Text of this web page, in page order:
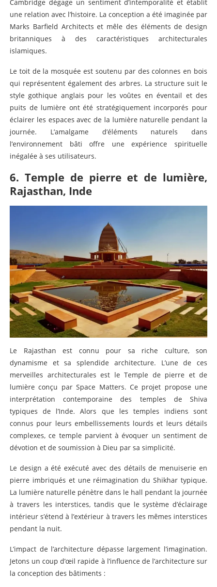
Cambridge dégage un sentiment d’intemporalité et établit
une relation avec l’histoire. La conception a été imaginée par
Marks Barfield Architects et mêle des éléments de design
britanniques à des caractéristiques architecturales
islamiques.
Le toit de la mosquée est soutenu par des colonnes en bois
qui représentent également des arbres. La structure suit le
style gothique anglais pour les voûtes en éventail et des
puits de lumière ont été stratégiquement incorporés pour
éclairer les espaces avec de la lumière naturelle pendant la
journée. L’amalgame d’éléments naturels dans
l’environnement bâti offre une expérience spirituelle
inégalée à ses utilisateurs.
6. Temple de pierre et de lumière,
Rajasthan, Inde
Le Rajasthan est connu pour sa riche culture, son
dynamisme et sa splendide architecture. L’une de ces
merveilles architecturales est le Temple de pierre et de
lumière conçu par Space Matters. Ce projet propose une
interprétation contemporaine des temples de Shiva
typiques de l’Inde. Alors que les temples indiens sont
connus pour leurs embellissements lourds et leurs détails
complexes, ce temple parvient à évoquer un sentiment de
dévotion et de soumission à Dieu par sa simplicité.
Le design a été exécuté avec des détails de menuiserie en
pierre imbriqués et une réimagination du Shikhar typique.
La lumière naturelle pénètre dans le hall pendant la journée
à travers les interstices, tandis que le système d’éclairage
intérieur s’étend à l’extérieur à travers les mêmes interstices
pendant la nuit.
L’impact de l’architecture dépasse largement l’imagination.
Jetons un coup d’œil rapide à l’influence de l’architecture sur
la conception des bâtiments :